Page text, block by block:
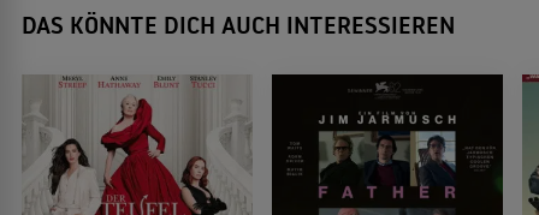
DAS KÖNNTE DICH AUCH INTERESSIEREN